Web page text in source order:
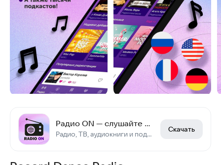
Радио ON — слушайте радио, книги и смотрите ТВ
Радио, ТВ, аудиокниги и подкасты — всё в одном приложении
Скачать